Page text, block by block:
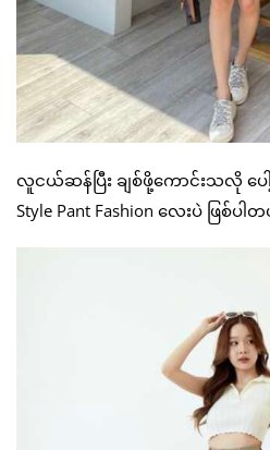
လူငယ်ဆန်ပြီး ချစ်ဖို့ကောင်းသလို ပေ
Style Pant Fashion လေးပဲ ဖြစ်ပါ